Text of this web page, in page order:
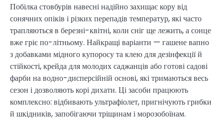
Побілка стовбурів навесні надійно захищає кору від
сонячних опіків і різких перепадів температур, які часто
трапляються в березні-квітні, коли сніг ще лежить, а сонце
вже гріє по-літньому. Найкращі варіанти — гашене вапно
з добавками мідного купоросу та клею для дезінфекції й
стійкості, крейда для молодих саджанців або готові садові
фарби на водно-дисперсійній основі, які тримаються весь
сезон і дозволяють корі дихати. Ці засоби працюють
комплексно: відбивають ультрафіолет, пригнічують грибки
й шкідників, запобігаючи тріщинам і морозобоїнам.